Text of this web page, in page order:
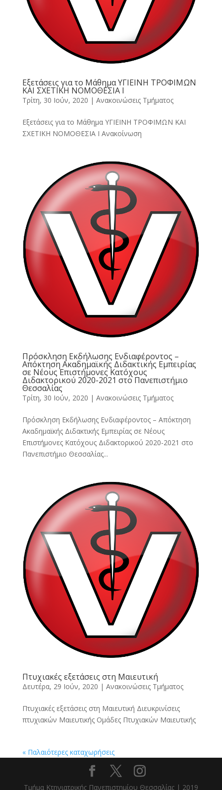
Εξετάσεις για το Μάθημα ΥΓΙΕΙΝΗ ΤΡΟΦΙΜΩΝ
ΚΑΙ ΣΧΕΤΙΚΗ ΝΟΜΟΘΕΣΙΑ Ι
Τρίτη, 30 Ιούν, 2020 | Ανακοινώσεις Τμήματος
Εξετάσεις για το Μάθημα ΥΓΙΕΙΝΗ ΤΡΟΦΙΜΩΝ ΚΑΙ
ΣΧΕΤΙΚΗ ΝΟΜΟΘΕΣΙΑ Ι Ανακοίνωση
Πρόσκληση Εκδήλωσης Ενδιαφέροντος –
Απόκτηση Ακαδημαϊκής Διδακτικής Εμπειρίας
σε Νέους Επιστήμονες Κατόχους
Διδακτορικού 2020-2021 στο Πανεπιστήμιο
Θεσσαλίας
Τρίτη, 30 Ιούν, 2020 | Ανακοινώσεις Τμήματος
Πρόσκληση Εκδήλωσης Ενδιαφέροντος – Απόκτηση
Ακαδημαϊκής Διδακτικής Εμπειρίας σε Νέους
Επιστήμονες Κατόχους Διδακτορικού 2020-2021 στο
Πανεπιστήμιο Θεσσαλίας...
Πτυχιακές εξετάσεις στη Μαιευτική
Δευτέρα, 29 Ιούν, 2020 | Ανακοινώσεις Τμήματος
Πτυχιακές εξετάσεις στη Μαιευτική Διευκρινίσεις
πτυχιακών Μαιευτικής Ομάδες Πτυχιακών Μαιευτικής
« Παλαιότερες καταχωρήσεις
Τμήμα Κτηνιατρικής Πανεπιστημίου Θεσσαλίας | 2019